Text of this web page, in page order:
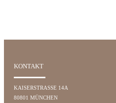
KONTAKT
KAISERSTRASSE 14A
80801 MÜNCHEN